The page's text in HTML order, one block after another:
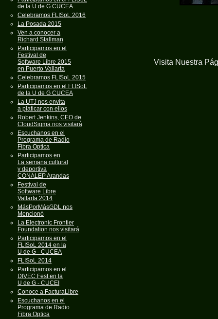
de la U de G CUCEA
Celebramos FLISoL 2016
La Posada 2015
Ven a conocer a
Richard Stallman
Participamos en el
Festival de
Software Libre 2015
en Puerto Vallarta
Celebramos FLISoL 2015
Participamos en el FLISoL
de la U de G CUCEA
La UTJ nos envita
a platicar con ellos
Robert Jenkins, CEO de
CloudSigma nos visitará
Escuchanos en el
Programa de Radio
Fibra Optica
Participamos en
La semana cultural
y deportiva
CONALEP Arandas
Festival de
Software Libre
Vallarta 2014
MásPorMásGDL nos
Mencionó
La Electronic Frontier
Foundation nos visitará
Participamos en el
FLISoL 2014 en la
U de G - CUCEA
FLISoL 2014
Participamos en el
DIVEC Fest en la
U de G - CUCEI
Conoce a FacturaLibre
Escuchanos en el
Programa de Radio
Fibra Optica
Visita Nuestra